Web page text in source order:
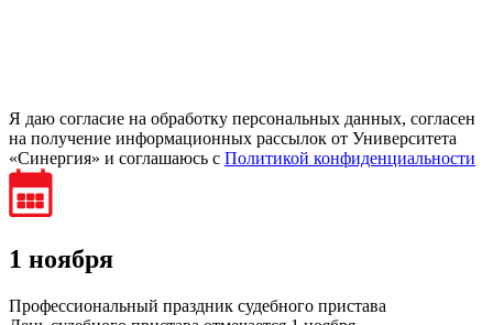
Я даю согласие на обработку персональных данных, согласен
на получение информационных рассылок от Университета
«Синергия» и соглашаюсь c Политикой конфиденциальности
1 ноября
Профессиональный праздник судебного пристава